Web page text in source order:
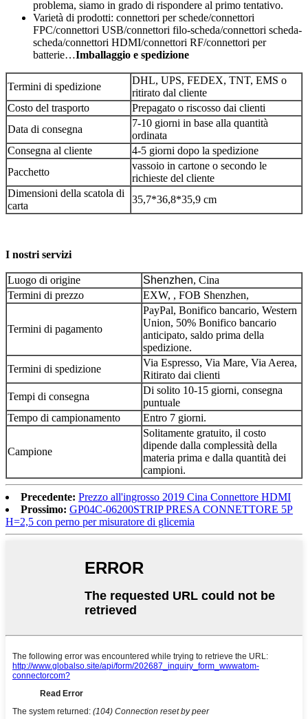
problema, siamo in grado di rispondere al primo tentativo.
Varietà di prodotti: connettori per schede/connettori
FPC/connettori USB/connettori filo-scheda/connettori scheda-
scheda/connettori HDMI/connettori RF/connettori per
batterie…Imballaggio e spedizione
Termini di spedizione
DHL, UPS, FEDEX, TNT, EMS o
ritirato dal cliente
Costo del trasporto
Prepagato o riscosso dai clienti
Data di consegna
7-10 giorni in base alla quantità
ordinata
Consegna al cliente
4-5 giorni dopo la spedizione
Pacchetto
vassoio in cartone o secondo le
richieste del cliente
Dimensioni della scatola di
carta
35,7*36,8*35,9 cm
I nostri servizi
Luogo di origine Shenzhen, Cina
Termini di prezzo
EXW, , FOB Shenzhen,
Termini di pagamento
PayPal, Bonifico bancario, Western
Union, 50% Bonifico bancario
anticipato, saldo prima della
spedizione.
Termini di spedizione
Via Espresso, Via Mare, Via Aerea,
Ritirato dai clienti
Tempi di consegna
Di solito 10-15 giorni, consegna
puntuale
Tempo di campionamento
Entro 7 giorni.
Campione
Solitamente gratuito, il costo
dipende dalla complessità della
materia prima e dalla quantità dei
campioni.
Precedente: Prezzo all'ingrosso 2019 Cina Connettore HDMI
Prossimo: GP04C-06200STRIP PRESA CONNETTORE 5P
H=2,5 con perno per misuratore di glicemia